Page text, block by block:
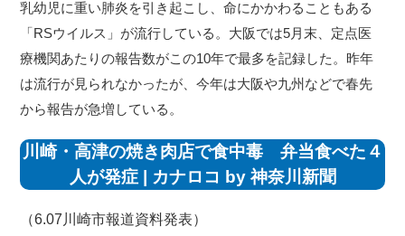
乳幼児に重い肺炎を引き起こし、命にかかわることもある
「RSウイルス」が流行している。大阪では5月末、定点医
療機関あたりの報告数がこの10年で最多を記録した。昨年
は流行が見られなかったが、今年は大阪や九州などで春先
から報告が急増している。
川崎・高津の焼き肉店で食中毒 弁当食べた４
人が発症 | カナロコ by 神奈川新聞
（6.07 川崎市報道資料発表）